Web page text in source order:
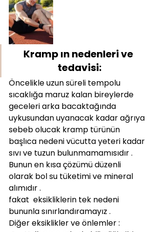
Kramp ın nedenleri ve
tedavisi:
Öncelikle uzun süreli tempolu
sıcaklığa maruz kalan bireylerde
geceleri arka bacaktağında
uykusundan uyanacak kadar ağrıya
sebeb olucak kramp türünün
başlıca nedeni vücutta yeteri kadar
sıvı ve tuzun bulunmamamısıdır .
Bunun en kısa çözümü düzenli
olarak bol su tüketimi ve mineral
alımıdır .
fakat  eksikliklerin tek nedeni
bununla sınırlandıramayız .
Diğer eksiklikler ve önlemler :